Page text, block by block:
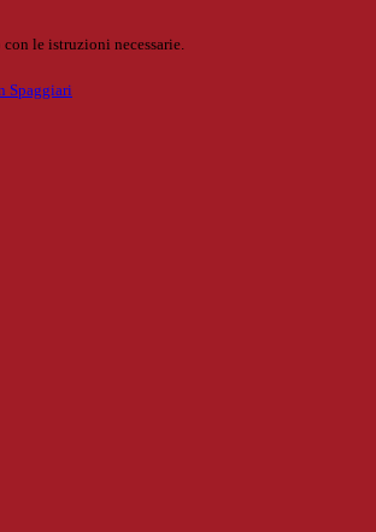
le istruzioni necessarie.
Spaggiari